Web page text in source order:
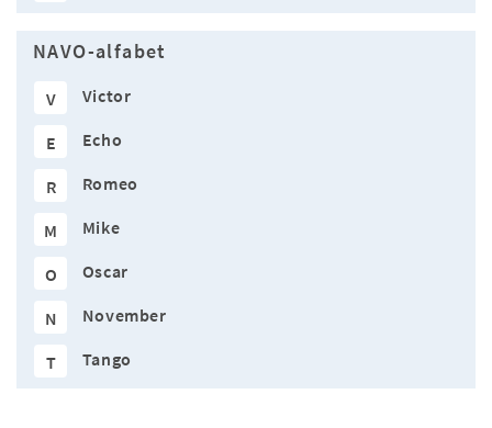
NAVO-alfabet
V Victor
E Echo
R Romeo
M Mike
O Oscar
N November
T Tango